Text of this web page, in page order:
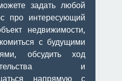
задать любой
про интересующий
недвижимости,
с будущими
обсудить ход
и
напрямую с